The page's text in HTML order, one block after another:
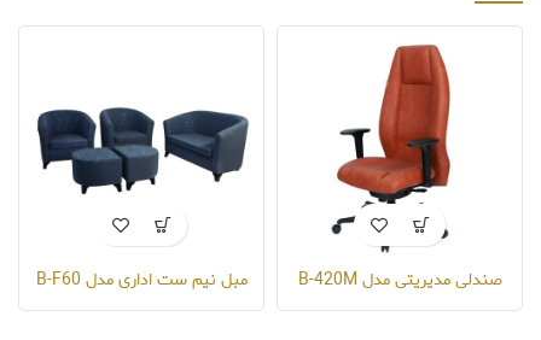
صندلی مدیریتی مدل B-420M مبل نیم ست اداری مدل B-F60